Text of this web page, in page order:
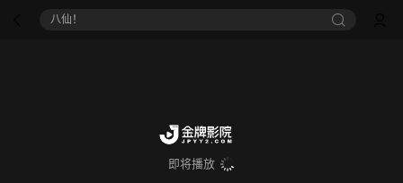
八仙！
即将播放